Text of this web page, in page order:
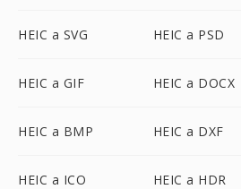
HEIC a SVG HEIC a PSD
HEIC a GIF HEIC a DOCX
HEIC a BMP HEIC a DXF
HEIC a ICO HEIC a HDR